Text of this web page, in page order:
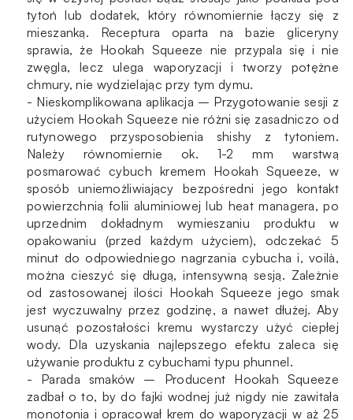
tytoń lub dodatek, który równomiernie łączy się z
mieszanką. Receptura oparta na bazie gliceryny
sprawia, że Hookah Squeeze nie przypala się i nie
zwęgla, lecz ulega waporyzacji i tworzy potężne
chmury, nie wydzielając przy tym dymu.
- Nieskomplikowana aplikacja – Przygotowanie sesji z
użyciem Hookah Squeeze nie różni się zasadniczo od
rutynowego przysposobienia shishy z tytoniem.
Należy równomiernie ok. 1-2 mm warstwą
posmarować cybuch kremem Hookah Squeeze, w
sposób uniemożliwiający bezpośredni jego kontakt
powierzchnią folii aluminiowej lub heat managera, po
uprzednim dokładnym wymieszaniu produktu w
opakowaniu (przed każdym użyciem), odczekać 5
minut do odpowiedniego nagrzania cybucha i, voilà,
można cieszyć się długą, intensywną sesją. Zależnie
od zastosowanej ilości Hookah Squeeze jego smak
jest wyczuwalny przez godzinę, a nawet dłużej. Aby
usunąć pozostałości kremu wystarczy użyć ciepłej
wody. Dla uzyskania najlepszego efektu zaleca się
używanie produktu z cybuchami typu phunnel.
- Parada smaków – Producent Hookah Squeeze
zadbał o to, by do fajki wodnej już nigdy nie zawitała
monotonia i opracował krem do waporyzacji w aż 25